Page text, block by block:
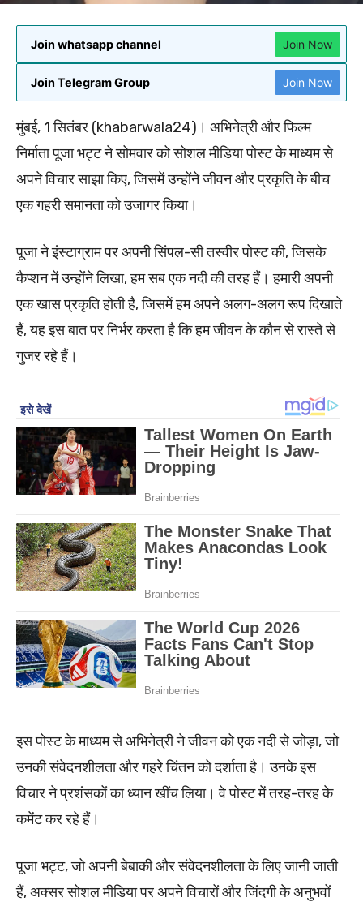
Join whatsapp channel Join Now
Join Telegram Group Join Now
मुंबई, 1 सितंबर (khabarwala24)। अभिनेत्री और फिल्म
निर्माता पूजा भट्ट ने सोमवार को सोशल मीडिया पोस्ट के माध्यम से
अपने विचार साझा किए, जिसमें उन्होंने जीवन और प्रकृति के बीच
एक गहरी समानता को उजागर किया।
पूजा ने इंस्टाग्राम पर अपनी सिंपल-सी तस्वीर पोस्ट की, जिसके
कैप्शन में उन्होंने लिखा, हम सब एक नदी की तरह हैं। हमारी अपनी
एक खास प्रकृति होती है, जिसमें हम अपने अलग-अलग रूप दिखाते
हैं, यह इस बात पर निर्भर करता है कि हम जीवन के कौन से रास्ते से
गुजर रहे हैं।
इस पोस्ट के माध्यम से अभिनेत्री ने जीवन को एक नदी से जोड़ा, जो
उनकी संवेदनशीलता और गहरे चिंतन को दर्शाता है। उनके इस
विचार ने प्रशंसकों का ध्यान खींच लिया। वे पोस्ट में तरह-तरह के
कमेंट कर रहे हैं।
पूजा भट्ट, जो अपनी बेबाकी और संवेदनशीलता के लिए जानी जाती
हैं, अक्सर सोशल मीडिया पर अपने विचारों और जिंदगी के अनुभवों